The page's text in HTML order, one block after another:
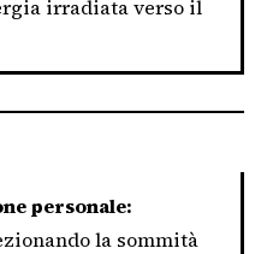
irradiata verso il
personale:
la sommità